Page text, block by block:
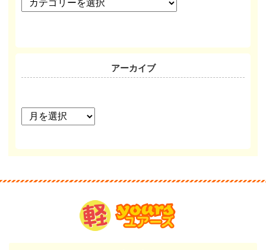
アーカイブ
ー
ブ